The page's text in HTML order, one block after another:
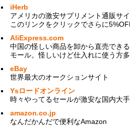
iHerb
アメリカの激安サプリメント通販サイ
このリンクをクリックでさらに
AliExpress.com
中国の怪しい商品を卸から直売でき
モール。怪しいけど仕入れに使う方多
eBay
世界最大のオークションサイト
Ysロードオンライン
時々やってるセールが激安な国内大
amazon.co.jp
なんだかんだで便利なAmazon